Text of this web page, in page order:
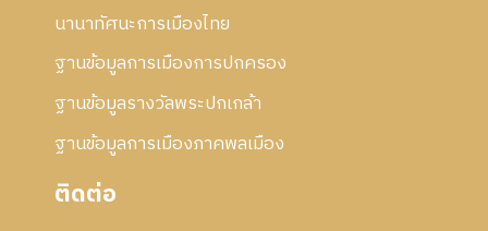
นานาทัศนะการเมืองไทย
ฐานข้อมูลการเมืองการปกครอง
ฐานข้อมูลรางวัลพระปกเกล้า
ฐานข้อมูลการเมืองภาคพลเมือง
ติดต่อ